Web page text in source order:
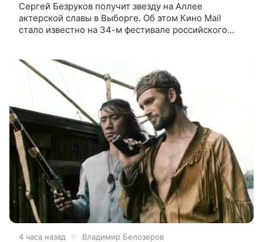
Сергей Безруков получит звезду на Аллее
актерской славы в Выборге. Об этом Кино Mail
стало известно на 34-м фестивале российского
4 часа назад Владимир Белозеров